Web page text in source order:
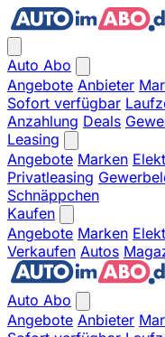
Auto Abo
Angebote Anbieter
Sofort verfügbar
Anzahlung Deals
Leasing
Angebote Marken
Privatleasing
Schnäppchen
Kaufen
Angebote Marken
Verkaufen Autos
Auto Abo
Angebote Anbieter